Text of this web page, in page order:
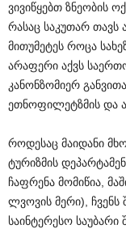
ვივიწყებთ ზნეობის
რასაც საკუთარ თავს
მითუმეტეს როცა
არაფერი აქვს
კანონზომიერ
ეთნოფილეტზმის და
როდესაც მაიდანი
ტურიზმის
ჩაფრენა მომიწია,
ლვოვის მერი),
საინტერესო საუბარი